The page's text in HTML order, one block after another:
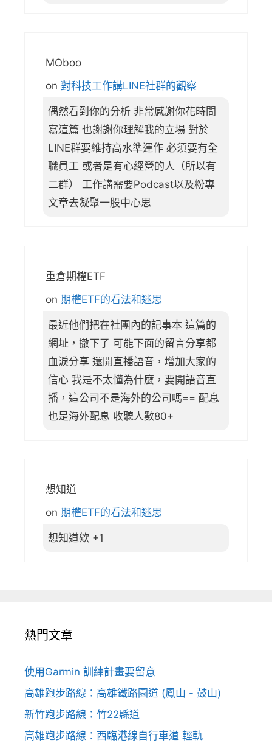
MOboo
on 對科技工作講LINE社群的觀察
偶然看到你的分析 非常感謝你花時間
寫這篇 也謝謝你理解我的立場 對於
LINE群要維持高水準運作 必須要有全
職員工 或者是有心經營的人（所以有
二群） 工作講需要Podcast以及粉專
文章去凝聚一股中心思
重倉期權ETF
on 期權ETF的看法和迷思
最近他們把在社團內的記事本 這篇的
網址，撤下了 可能下面的留言分享都
血淚分享 還開直播語音，增加大家的
信心 我是不太懂為什麼，要開語音直
播，這公司不是海外的公司嗎== 配息
也是海外配息 收聽人數80+
想知道
on 期權ETF的看法和迷思
想知道欸 +1
熱門文章
使用Garmin 訓練計畫要留意
高雄跑步路線：高雄鐵路園道 (鳳山 - 鼓山)
新竹跑步路線：竹22縣道
高雄跑步路線：西臨港線自行車道 輕軌